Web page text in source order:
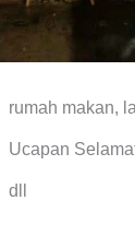
rumah makan,
Ucapan
dll